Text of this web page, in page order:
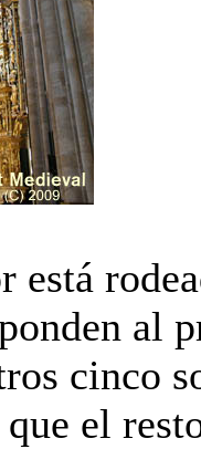
al
cinco
el